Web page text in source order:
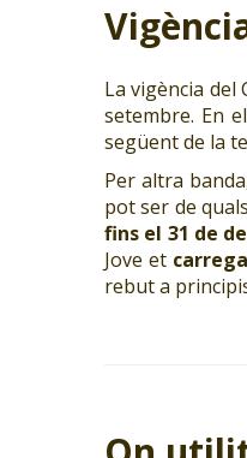
La vigència del
setembre. En
següent de la
Per altra
pot ser de
fins el 31 de
Jove et
rebut a